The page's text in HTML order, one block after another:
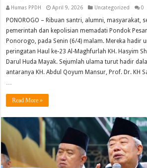
Humas PPDH April 9, 2026 Uncategorized 0
PONOROGO – Ribuan santri, alumni, masyarakat,
pemerintah dan kepolisian memadati Pondok
Ponorogo, pada Senin (6/4) malam. Mereka hadir
peringatan Haul ke-23 Al-Maghfurlah KH. Hasyim
Darul Huda Mayak. Sejumlah ulama turut hadir
antaranya KH. Abdul Qoyum Mansur, Prof. Dr. KH
…
Read More »